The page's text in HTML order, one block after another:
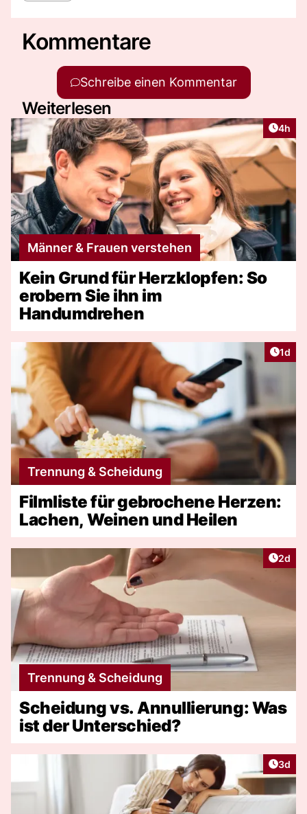
Kommentare
Schreibe einen Kommentar
Weiterlesen
4h
Männer & Frauen verstehen
Kein Grund für Herzklopfen: So
erobern Sie ihn im
Handumdrehen
1d
Trennung & Scheidung
Filmliste für gebrochene Herzen:
Lachen, Weinen und Heilen
2d
Trennung & Scheidung
Scheidung vs. Annullierung: Was
ist der Unterschied?
3d